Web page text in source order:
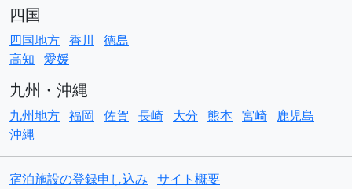
四国
四国地方 香川
徳島
高知 愛媛
九州・沖縄
九州地方 福岡 佐賀 長崎 大分 熊本 宮崎
鹿児島
沖縄
宿泊施設の登録申し込み サイト概要